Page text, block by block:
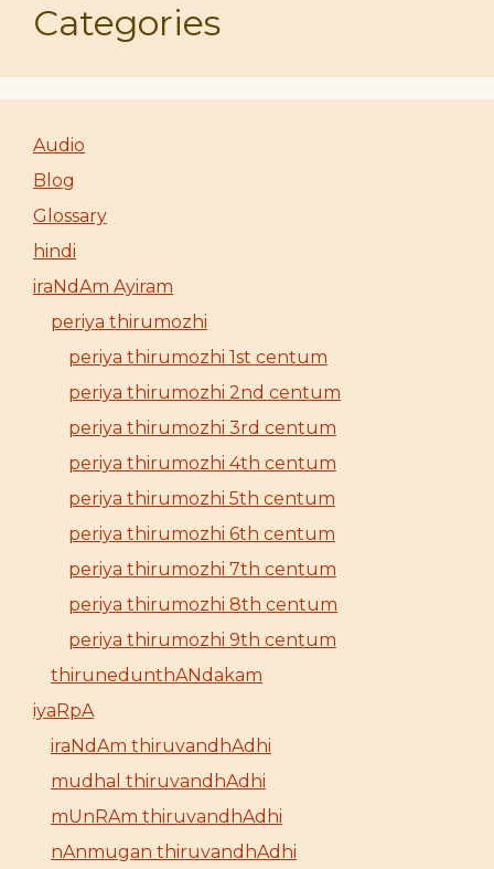
Categories
Audio
Blog
Glossary
hindi
iraNdAm Ayiram
periya thirumozhi
periya thirumozhi 1st centum
periya thirumozhi 2nd centum
periya thirumozhi 3rd centum
periya thirumozhi 4th centum
periya thirumozhi 5th centum
periya thirumozhi 6th centum
periya thirumozhi 7th centum
periya thirumozhi 8th centum
periya thirumozhi 9th centum
thirunedunthANdakam
iyaRpA
iraNdAm thiruvandhAdhi
mudhal thiruvandhAdhi
mUnRAm thiruvandhAdhi
nAnmugan thiruvandhAdhi